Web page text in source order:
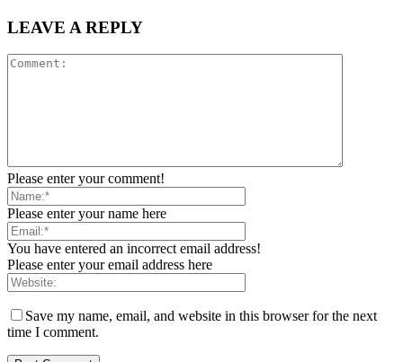
LEAVE A REPLY
Please enter your comment!
Please enter your name here
You have entered an incorrect email address!
Please enter your email address here
Save my name, email, and website in this browser for the next
time I comment.